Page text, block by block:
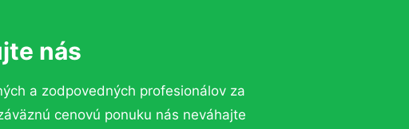
nás
a zodpovedných profesionálov za
cenovú ponuku nás neváhajte